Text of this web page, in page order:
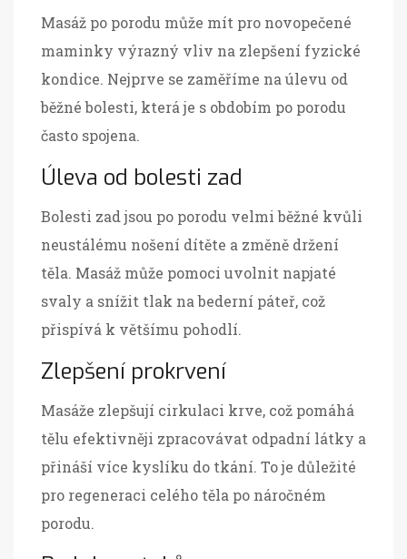
Masáž po porodu může mít pro novopečené
maminky výrazný vliv na zlepšení fyzické
kondice. Nejprve se zaměříme na úlevu od
běžné bolesti, která je s obdobím po porodu
často spojena.
Úleva od bolesti zad
Bolesti zad jsou po porodu velmi běžné kvůli
neustálému nošení dítěte a změně držení
těla. Masáž může pomoci uvolnit napjaté
svaly a snížit tlak na bederní páteř, což
přispívá k většímu pohodlí.
Zlepšení prokrvení
Masáže zlepšují cirkulaci krve, což pomáhá
tělu efektivněji zpracovávat odpadní látky a
přináší více kyslíku do tkání. To je důležité
pro regeneraci celého těla po náročném
porodu.